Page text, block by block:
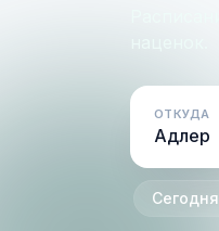
ОТКУДА
Сегодня